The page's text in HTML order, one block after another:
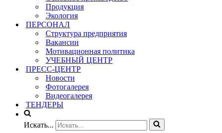
Продукция
Экология
ПЕРСОНАЛ
Структура предприятия
Вакансии
Мотивационная политика
УЧЕБНЫЙ ЦЕНТР
ПРЕСС-ЦЕНТР
Новости
Фотогалерея
Видеогалерея
ТЕНДЕРЫ
Искать...